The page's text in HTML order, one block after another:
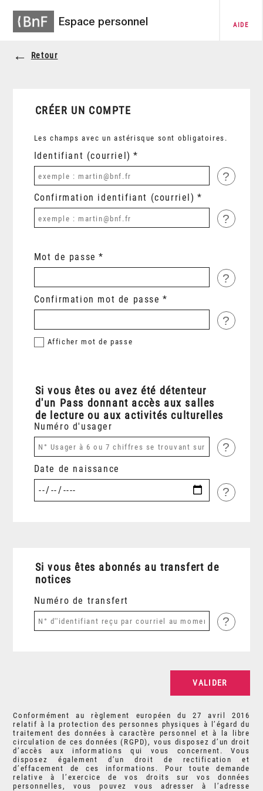
Espace personnel AIDE
Retour
CRÉER UN COMPTE
Les champs avec un astérisque sont obligatoires.
Identifiant (courriel)
?
Confirmation identifiant (courriel)
?
Mot de passe
?
Confirmation mot de passe
?
Afficher mot de passe
Si vous êtes ou avez été détenteur
d'un Pass donnant accès aux salles
de lecture ou aux activités culturelles
Numéro d'usager
?
Date de naissance
?
Si vous êtes abonnés au transfert de
notices
Numéro de transfert
?
Conformément au règlement européen du 27 avril 2016
relatif à la protection des personnes physiques à l’égard du
traitement des données à caractère personnel et à la libre
circulation de ces données (RGPD), vous disposez d’un droit
d’accès aux informations qui vous concernent. Vous
disposez également d’un droit de rectification et
d’effacement de ces informations. Pour toute demande
relative à l’exercice de vos droits sur vos données
personnelles, vous pouvez vous adresser à l’adresse